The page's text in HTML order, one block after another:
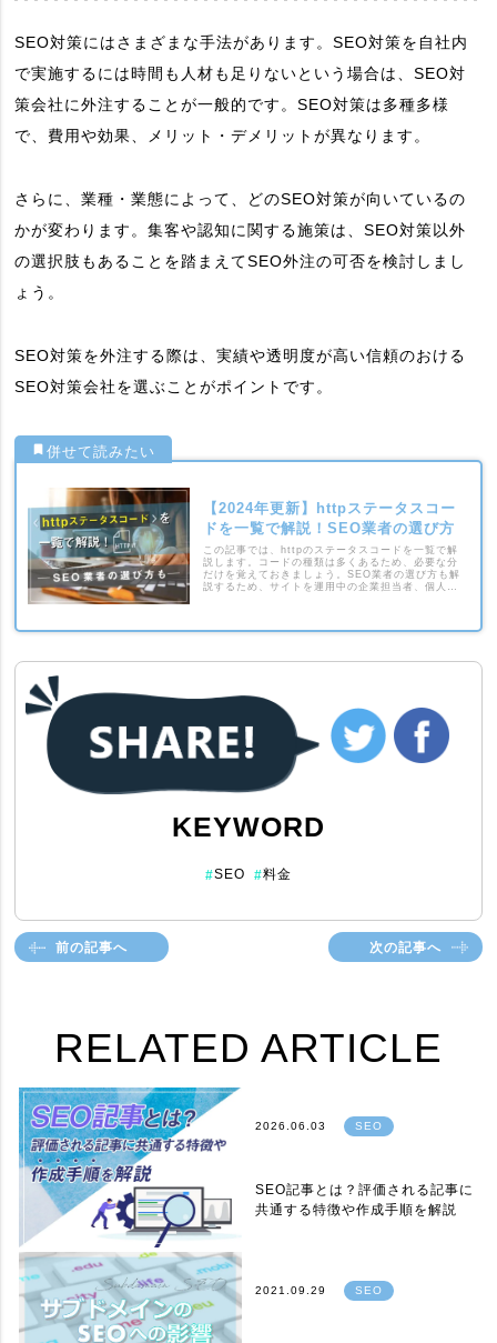
SEO対策にはさまざまな手法があります。SEO対策を自社内
で実施するには時間も人材も足りないという場合は、SEO対
策会社に外注することが一般的です。SEO対策は多種多様
で、費用や効果、メリット・デメリットが異なります。
さらに、業種・業態によって、どのSEO対策が向いているの
かが変わります。集客や認知に関する施策は、SEO対策以外
の選択肢もあることを踏まえてSEO外注の可否を検討しまし
ょう。
SEO対策を外注する際は、実績や透明度が高い信頼のおける
SEO対策会社を選ぶことがポイントです。
【2024年更新】httpステータスコー
ドを一覧で解説！SEO業者の選び方
この記事では、httpのステータスコードを一覧で解
説します。コードの種類は多くあるため、必要な分
だけを覚えておきましょう。SEO業者の選び方も解
説するため、サイトを運用中の企業担当者、個人の
KEYWORD
#SEO #料金
前の記事へ 次の記事へ
RELATED ARTICLE
2026.06.03 SEO
SEO記事とは？評価される記事に
共通する特徴や作成手順を解説
2021.09.29 SEO